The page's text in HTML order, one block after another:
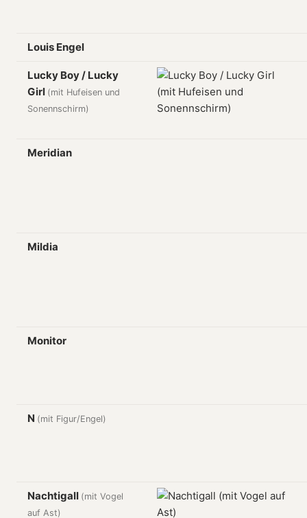
Louis Engel
Lucky Boy / Lucky
Girl (mit Hufeisen und
Sonennschirm)
Meridian
Mildia
Monitor
N (mit Figur/Engel)
Nachtigall (mit Vogel
auf Ast)